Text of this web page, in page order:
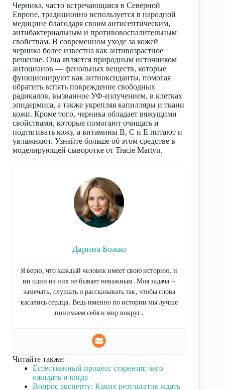
Черника, часто встречающаяся в Северной
Европе, традиционно используется в народной
медицине благодаря своим антисептическим,
антибактериальным и противовоспалительным
свойствам. В современном уходе за кожей
черника более известна как антивозрастное
решение. Она является природным источником
антоцианов — фенольных веществ, которые
функционируют как антиоксиданты, помогая
обратить вспять повреждение свободных
радикалов, вызванное УФ-излучением, в клетках
эпидермиса, а также укрепляя капилляры и ткани
кожи. Кроме того, черника обладает вяжущими
свойствами, которые помогают очищать и
подтягивать кожу, а витамины B, C и E питают и
увлажняют. Узнайте больше об этом средстве в
моделирующей сыворотке от Tracie Martyn.
Дарина Божко
Я верю, что каждый человек имеет свою историю, и
ни один из них не бывает неважным. Моя задача —
замечать, слушать и рассказывать так, чтобы слова
касались сердца. Ведь именно по истории мы лучше
понимаем себя и мир вокруг.
Читайте также:
Естественный процесс старения: чего
ожидать и когда
Вопрос эксперту: Каких результатов ждать